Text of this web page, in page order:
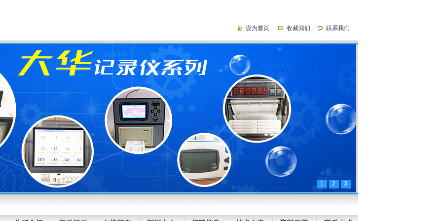
设为首页 收藏我们 联系我们
1 2 3